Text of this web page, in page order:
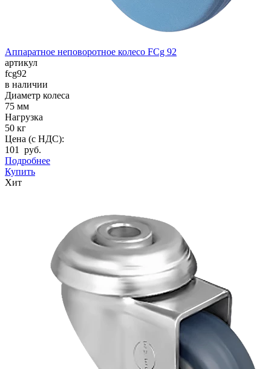
Аппаратное неповоротное колесо FCg 92
артикул
fcg92
в наличии
Диаметр колеса
75 мм
Нагрузка
50 кг
Цена (с НДС):
101 руб.
Подробнее
Купить
Хит